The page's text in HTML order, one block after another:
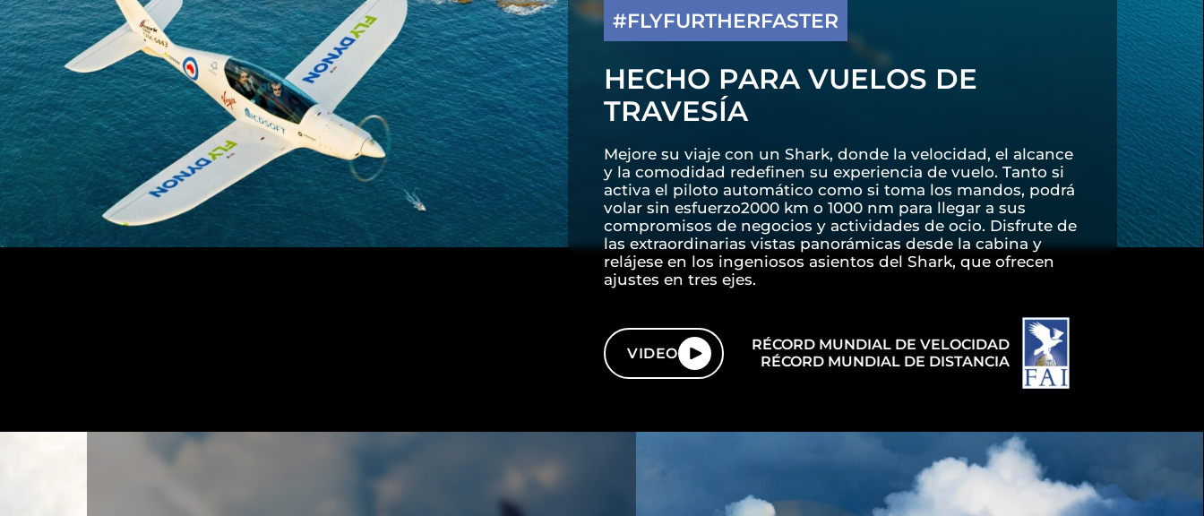
#FLYFURTHERFASTER
HECHO PARA VUELOS DE
TRAVESÍA
Mejore su viaje con un Shark, donde la velocidad, el alcance
y la comodidad redefinen su experiencia de vuelo. Tanto si
activa el piloto automático como si toma los mandos, podrá
volar sin esfuerzo2000 km o 1000 nm para llegar a sus
compromisos de negocios y actividades de ocio. Disfrute de
las extraordinarias vistas panorámicas desde la cabina y
relájese en los ingeniosos asientos del Shark, que ofrecen
ajustes en tres ejes.
RÉCORD MUNDIAL DE VELOCIDAD
RÉCORD MUNDIAL DE DISTANCIA
VIDEO